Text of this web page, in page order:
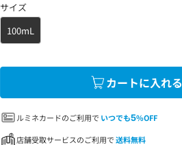
サイズ
100mL
カートに入れる
ルミネカードのご利用で いつでも5%OFF
店舗受取サービスのご利用で送料無料